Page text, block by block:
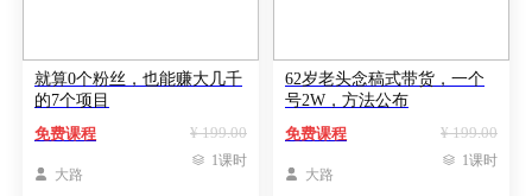
就算0个粉丝，也能赚大几千
的7个项目
¥ 199.00
免费课程
 大路
 1课时
62岁老头念稿式带货，一个
号2W，方法公布
¥ 199.00
免费课程
 大路
 1课时